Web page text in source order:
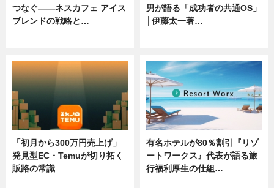
つなぐ――ネスカフェ アイス
ブレンドの戦略と…
男が語る「成功者の共通OS」
│伊藤太一著…
「初月から300万円売上げ」
発見型EC・Temuが切り拓く
販路の常識
有名ホテルが80％割引『リゾ
ートワークス』代表が語る旅
行福利厚生の仕組…